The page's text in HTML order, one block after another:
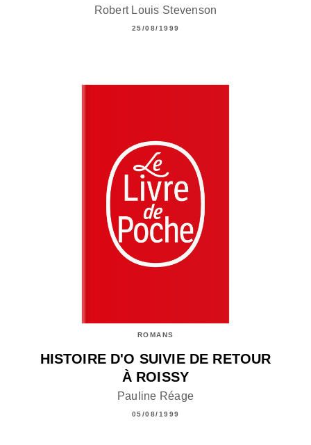
Robert Louis Stevenson
25/08/1999
ROMANS
HISTOIRE D'O SUIVIE DE RETOUR
À ROISSY
Pauline Réage
05/08/1999